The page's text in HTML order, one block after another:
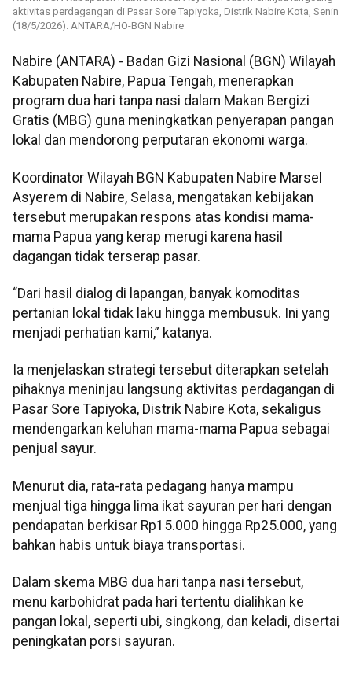
aktivitas perdagangan di Pasar Sore Tapiyoka, Distrik Nabire Kota, Senin
(18/5/2026). ANTARA/HO-BGN Nabire
Nabire (ANTARA) - Badan Gizi Nasional (BGN) Wilayah
Kabupaten Nabire, Papua Tengah, menerapkan
program dua hari tanpa nasi dalam Makan Bergizi
Gratis (MBG) guna meningkatkan penyerapan pangan
lokal dan mendorong perputaran ekonomi warga.
Koordinator Wilayah BGN Kabupaten Nabire Marsel
Asyerem di Nabire, Selasa, mengatakan kebijakan
tersebut merupakan respons atas kondisi mama-
mama Papua yang kerap merugi karena hasil
dagangan tidak terserap pasar.
“Dari hasil dialog di lapangan, banyak komoditas
pertanian lokal tidak laku hingga membusuk. Ini yang
menjadi perhatian kami,” katanya.
Ia menjelaskan strategi tersebut diterapkan setelah
pihaknya meninjau langsung aktivitas perdagangan di
Pasar Sore Tapiyoka, Distrik Nabire Kota, sekaligus
mendengarkan keluhan mama-mama Papua sebagai
penjual sayur.
Menurut dia, rata-rata pedagang hanya mampu
menjual tiga hingga lima ikat sayuran per hari dengan
pendapatan berkisar Rp15.000 hingga Rp25.000, yang
bahkan habis untuk biaya transportasi.
Dalam skema MBG dua hari tanpa nasi tersebut,
menu karbohidrat pada hari tertentu dialihkan ke
pangan lokal, seperti ubi, singkong, dan keladi, disertai
peningkatan porsi sayuran.